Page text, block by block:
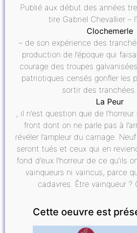
Publié aux début des années
tire Gabriel Chevallier –
Clochemerle
– de son expérience des
production de l’époque qui
courage des troupes
patriotiques censés gonfler les
sortir des
La Peur
, il n’est question que de
front dont on ne parle pas à
révéler l’ampleur du carnage.
seront tués et ceux qui en
fond d’eux l’horreur de ce qu’ils
vainqueurs ni vaincus, parce
cadavres. Être vainqueur ?
Cette oeuvre est